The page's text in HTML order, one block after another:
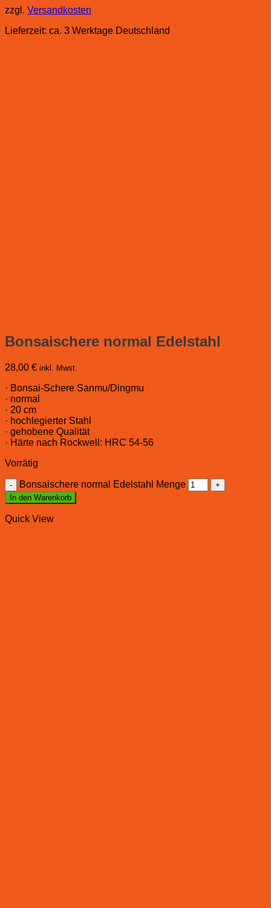
zzgl. Versandkosten
Lieferzeit: ca. 3 Werktage Deutschland
Bonsaischere normal Edelstahl
28,00 € inkl. Mwst.
· Bonsai-Schere Sanmu/Dingmu
· normal
· 20 cm
· hochlegierter Stahl
· gehobene Qualität
· Härte nach Rockwell: HRC 54-56
Vorrätig
Bonsaischere normal Edelstahl Menge
In den Warenkorb
Quick View